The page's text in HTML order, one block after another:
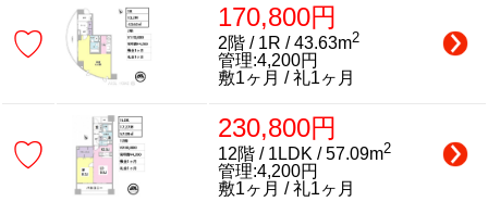
♡
170,800円
2階 / 1R / 43.63m2
管理:4,200円
敷1ヶ月 / 礼1ヶ月
♡
230,800円
12階 / 1LDK / 57.09m2
管理:4,200円
敷1ヶ月 / 礼1ヶ月